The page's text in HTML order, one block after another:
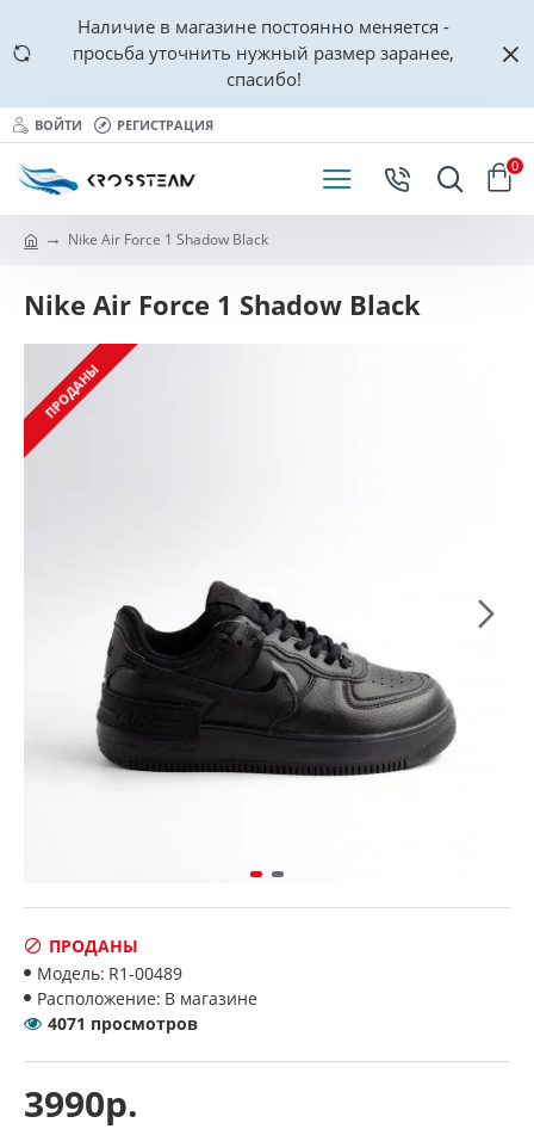
Наличие в магазине постоянно меняется -
просьба уточнить нужный размер заранее,
спасибо!
ВОЙТИ РЕГИСТРАЦИЯ
0
Nike Air Force 1 Shadow Black
Nike Air Force 1 Shadow Black
ПРОДАНЫ
3990р.
ПРОДАНЫ
Модель: R1-00489
Расположение: В магазине
4071 просмотров